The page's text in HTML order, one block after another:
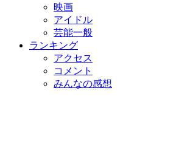
映画
アイドル
芸能一般
ランキング
アクセス
コメント
みんなの感想